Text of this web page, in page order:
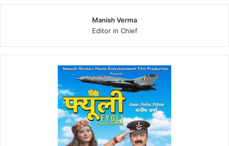
Manish Verma
Editor in Chief